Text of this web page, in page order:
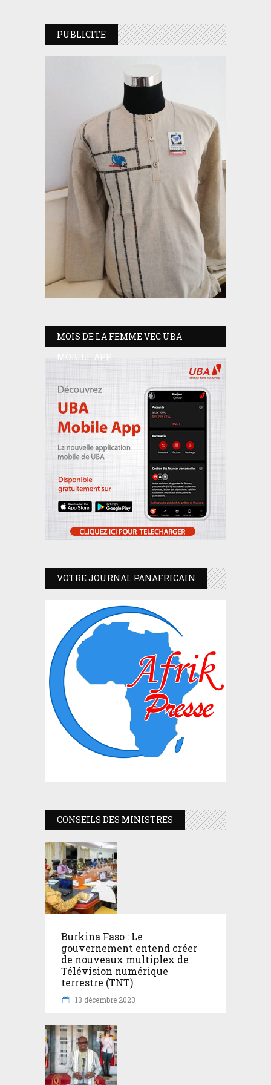
PUBLICITE
MOIS DE LA FEMME VEC UBA
MOBILE APP
VOTRE JOURNAL PANAFRICAIN
CONSEILS DES MINISTRES
Burkina Faso : Le
gouvernement entend créer
de nouveaux multiplex de
Télévision numérique
terrestre (TNT)
13 décembre 2023